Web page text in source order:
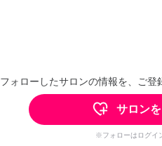
フォローしたサロンの情報を、ご登
サロン
※フォローはログイ